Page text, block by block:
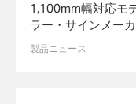
1,100mm幅対応モ
ラー・サインメー
製品ニュース